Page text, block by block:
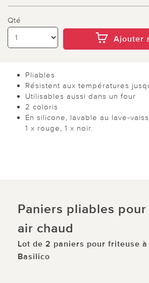
Qté
Ajouter
Pliables
Résistent aux températures
Utilisables aussi dans un four
2 coloris
En silicone, lavable au lave-
1 x rouge, 1 x noir.
Paniers pliables
air chaud
Lot de 2 paniers pour friteuse
Basilico